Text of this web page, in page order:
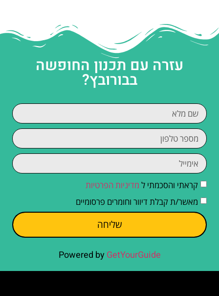
עזרה עם תכנון החופשה
בבורובץ?
קראתי והסכמתי ל מדיניות הפרטיות
מאשר/ת קבלת דיוור וחומרים פרסומיים
שליחה
Powered by GetYourGuide